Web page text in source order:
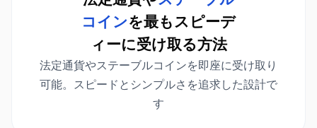
コインを最もスピーデ
ィーに受け取る方法
法定通貨やステーブルコインを即座に受け取り
可能。スピードとシンプルさを追求した設計で
す